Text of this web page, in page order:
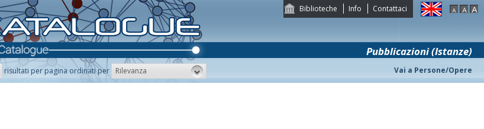
Biblioteche Info Contattaci
Pubblicazioni (Istanze)
risultati per pagina ordinati per Rilevanza Vai a Persone/Opere